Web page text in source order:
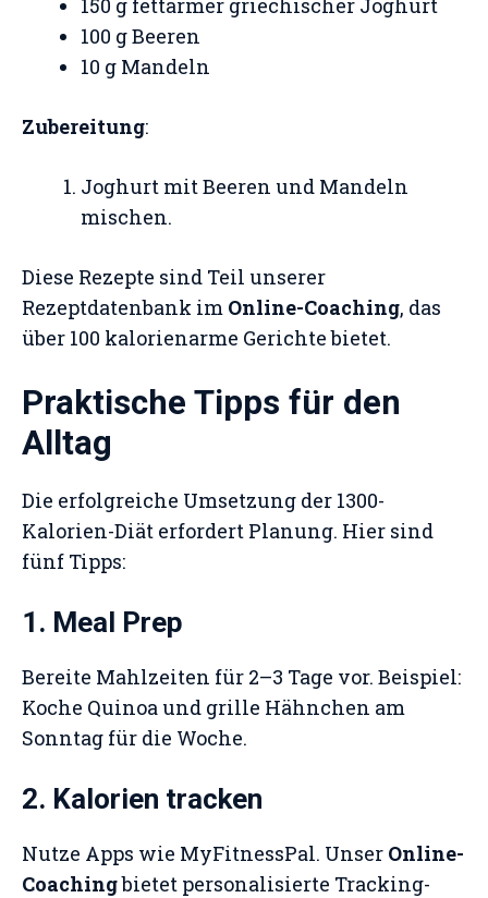
150 g fettarmer griechischer Joghurt
100 g Beeren
10 g Mandeln
Zubereitung:
Joghurt mit Beeren und Mandeln
mischen.
Diese Rezepte sind Teil unserer
Rezeptdatenbank im Online-Coaching, das
über 100 kalorienarme Gerichte bietet.
Praktische Tipps für den
Alltag
Die erfolgreiche Umsetzung der 1300-
Kalorien-Diät erfordert Planung. Hier sind
fünf Tipps:
1. Meal Prep
Bereite Mahlzeiten für 2–3 Tage vor. Beispiel:
Koche Quinoa und grille Hähnchen am
Sonntag für die Woche.
2. Kalorien tracken
Nutze Apps wie MyFitnessPal. Unser Online-
Coachingbietet personalisierte Tracking-